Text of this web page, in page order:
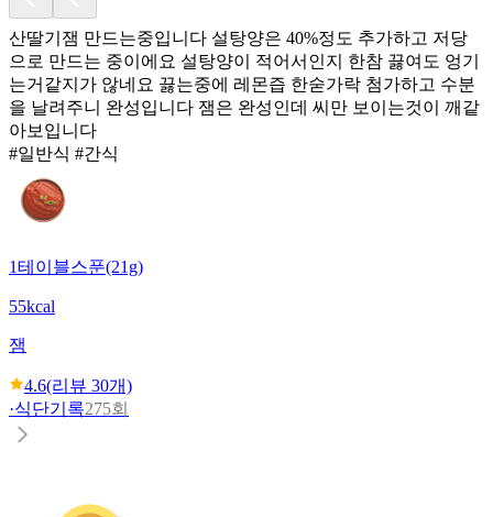
산딸기잼 만드는중입니다 설탕양은 40%정도 추가하고 저당
으로 만드는 중이에요 설탕양이 적어서인지 한참 끓여도 엉기
는거같지가 않네요 끓는중에 레몬즙 한숟가락 첨가하고 수분
을 날려주니 완성입니다 잼은 완성인데 씨만 보이는것이 깨같
아보입니다
#일반식 #간식
1테이블스푼(21g)
55kcal
잼
4.6(리뷰 30개)
·식단기록275회